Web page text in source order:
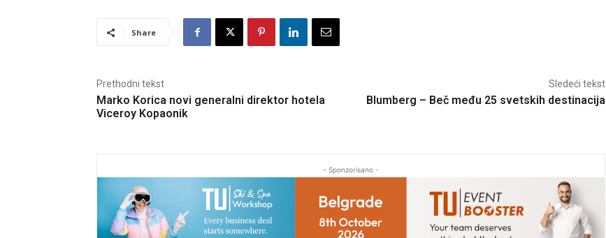
Share
Prethodni tekst
Marko Korica novi generalni direktor hotela
Viceroy Kopaonik
Sledeći tekst
Blumberg – Beč među 25 svetskih destinacija
- Sponzorisano -